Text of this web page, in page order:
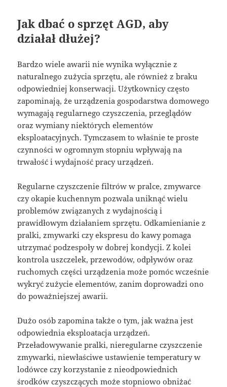
Jak dbać o sprzęt AGD, aby
działał dłużej?
Bardzo wiele awarii nie wynika wyłącznie z
naturalnego zużycia sprzętu, ale również z braku
odpowiedniej konserwacji. Użytkownicy często
zapominają, że urządzenia gospodarstwa domowego
wymagają regularnego czyszczenia, przeglądów
oraz wymiany niektórych elementów
eksploatacyjnych. Tymczasem to właśnie te proste
czynności w ogromnym stopniu wpływają na
trwałość i wydajność pracy urządzeń.
Regularne czyszczenie filtrów w pralce, zmywarce
czy okapie kuchennym pozwala uniknąć wielu
problemów związanych z wydajnością i
prawidłowym działaniem sprzętu. Odkamienianie z
pralki, zmywarki czy ekspresu do kawy pomaga
utrzymać podzespoły w dobrej kondycji. Z kolei
kontrola uszczelek, przewodów, odpływów oraz
ruchomych części urządzenia może pomóc wcześnie
wykryć zużycie elementów, zanim doprowadzi ono
do poważniejszej awarii.
Dużo osób zapomina także o tym, jak ważna jest
odpowiednia eksploatacja urządzeń.
Przeładowywanie pralki, nieregularne czyszczenie
zmywarki, niewłaściwe ustawienie temperatury w
lodówce czy korzystanie z nieodpowiednich
środków czyszczących może stopniowo obniżać